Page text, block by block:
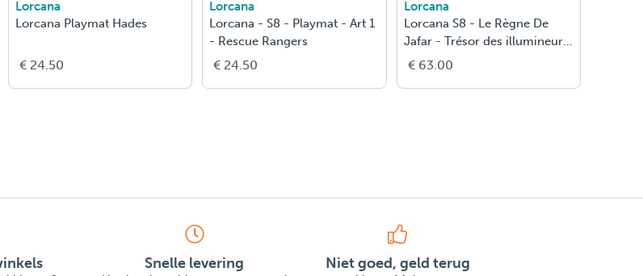
Lorcana
Lorcana Playmat Hades
€ 24.50
Lorcana
Lorcana - S8 - Playmat - Art 1
- Rescue Rangers
€ 24.50
Lorcana
Lorcana S8 - Le Règne De
Jafar - Trésor des illumineurs
- Fr
€ 63.00
Snelle levering Niet goed, geld terug